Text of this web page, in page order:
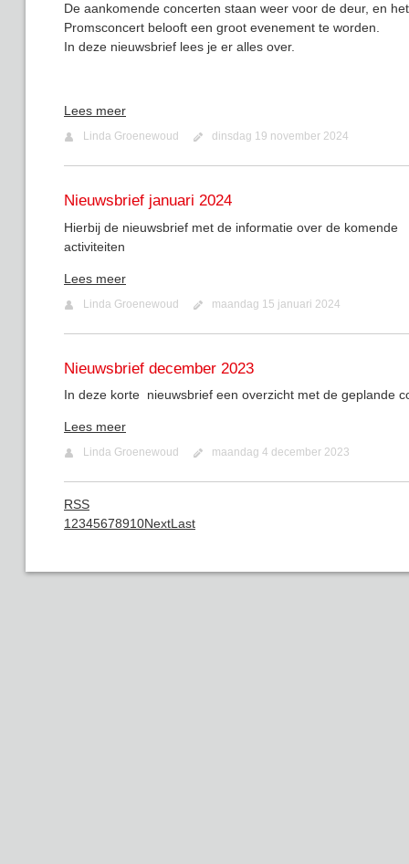
De aankomende concerten staan weer voor de deur, en het
Promsconcert belooft een groot evenement te worden.
In deze nieuwsbrief lees je er alles over.
Lees meer
Linda Groenewoud dinsdag 19 november 2024
Nieuwsbrief januari 2024
Hierbij de nieuwsbrief met de informatie over de komende
activiteiten
Lees meer
Linda Groenewoud maandag 15 januari 2024
Nieuwsbrief december 2023
In deze korte nieuwsbrief een overzicht met de geplande
Lees meer
Linda Groenewoud maandag 4 december 2023
RSS
1 2345678910NextLast